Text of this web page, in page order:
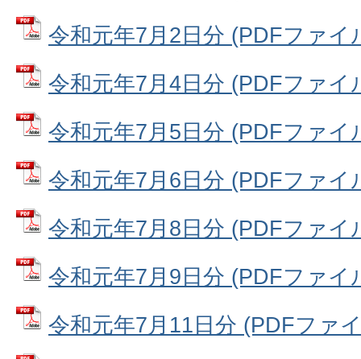
令和元年7月2日分 (PDFファイ
令和元年7月4日分 (PDFファイ
令和元年7月5日分 (PDFファイ
令和元年7月6日分 (PDFファイ
令和元年7月8日分 (PDFファイ
令和元年7月9日分 (PDFファイ
令和元年7月11日分 (PDFファ